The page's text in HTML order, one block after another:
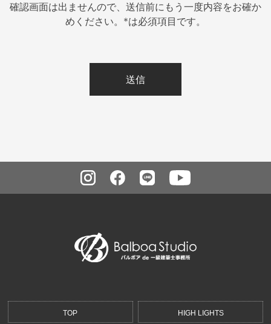
確認画面は出ませんので、送信前にもう一度内容をお確か
めください。*は必須項目です。
TOP HIGH LIGHTS